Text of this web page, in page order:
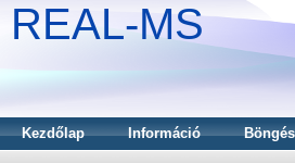
REAL-MS
Kezdőlap Információ